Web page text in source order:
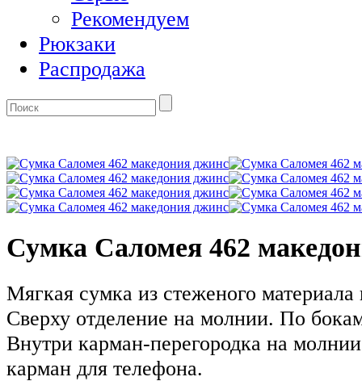
Рекомендуем
Рюкзаки
Распродажа
Сумка Саломея 462
Мягкая сумка из стеженого
Сверху отделение на молнии. По
Внутри карман-перегородка на
карман для телефона.